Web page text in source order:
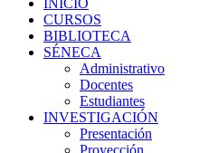
INICIO
CURSOS
BIBLIOTECA
SÉNECA
Administrativo
Docentes
Estudiantes
INVESTIGACIÓN
Presentación